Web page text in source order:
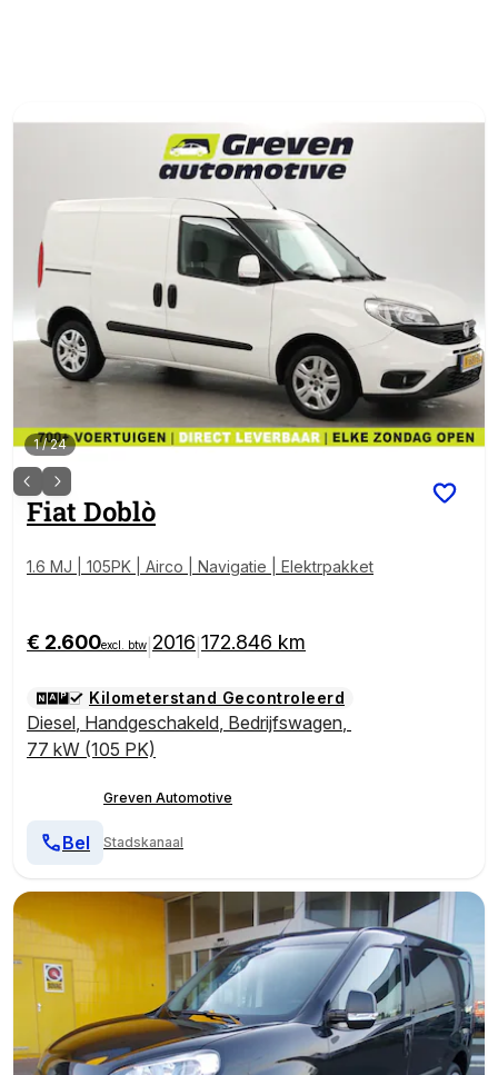
1/24
Fiat Doblò
1.6 MJ | 105PK | Airco | Navigatie | Elektrpakket
€ 2.600excl. btw 2016 172.846 km
Kilometerstand Gecontroleerd
Diesel, Handgeschakeld, Bedrijfswagen,
77 kW (105 PK)
Greven Automotive
Stadskanaal
Bel